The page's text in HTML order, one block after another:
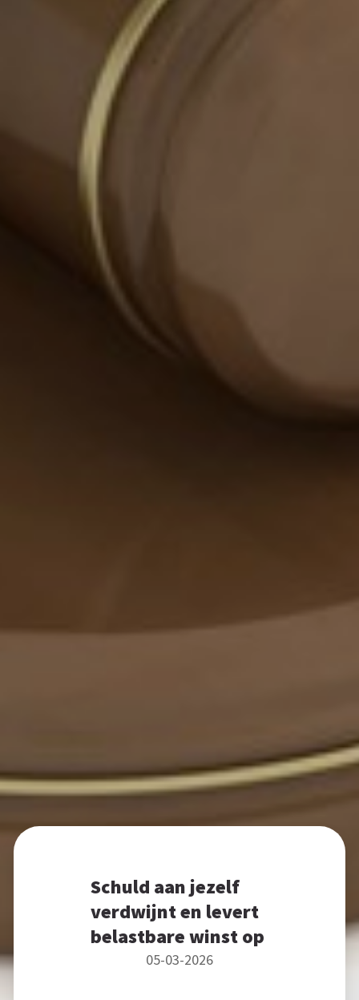
Schuld aan jezelf
verdwijnt en levert
belastbare winst op
05-03-2026